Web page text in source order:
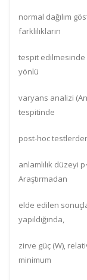
normal dağılım
farklılıkların
tespit edilmesinde
yönlü
varyans analizi
tespitinde
post-hoc
anlamlılık düzeyi
Araştırmadan
elde edilen
yapıldığında,
zirve güç (W),
minimum